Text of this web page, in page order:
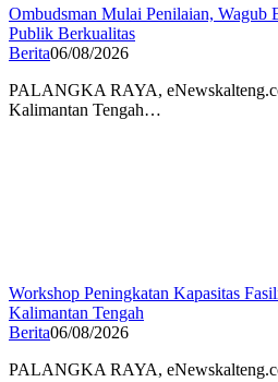
Ombudsman Mulai Penilaian, Wagub
Publik Berkualitas
Berita06/08/2026
PALANGKA RAYA,
Kalimantan Tengah…
Workshop Peningkatan Kapasitas
Kalimantan Tengah
Berita06/08/2026
PALANGKA RAYA,